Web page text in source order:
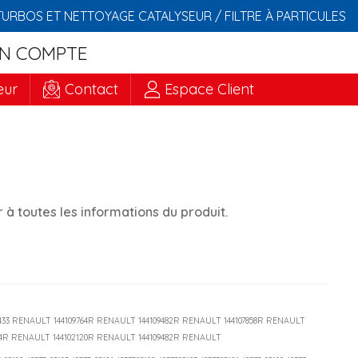
ET NETTOYAGE CATALYSEUR / FILTRE À PARTICULES
COMPTE
Contact Espace Client
toutes les informations du produit.
RENAULT 144109764R RENAULT 144109482R RENAULT 144107858R RENAULT
RENAULT 144102120R RENAULT 144109482R RENAULT